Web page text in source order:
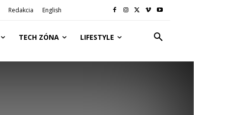
Redakcia English
TECH ZÓNA LIFESTYLE